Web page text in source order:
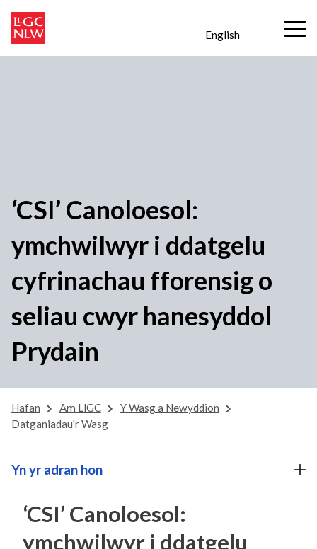
English
‘CSI’ Canoloesol:
ymchwilwyr i ddatgelu
cyfrinachau fforensig o
seliau cwyr hanesyddol
Prydain
Hafan Am LlGC
Y Wasg a Newyddion
Datganiadau'r Wasg
‘CSI’ Canoloesol:
ymchwilwyr i ddatgelu
Yn yr adran hon